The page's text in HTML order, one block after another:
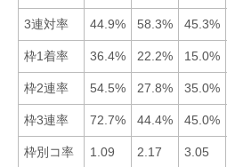
3連対率 44.9% 58.3% 45.3%
枠1着率 36.4% 22.2% 15.0%
枠2連率 54.5% 27.8% 35.0%
枠3連率 72.7% 44.4% 45.0%
枠別コ率 1.09 2.17 3.05